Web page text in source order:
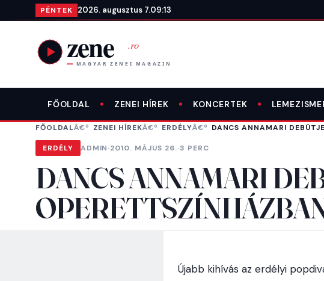
Ugrás a tartalomra
PÉNTEK 2026. augusztus 7.09:13
FŐOLDAL ZENEI HÍREK KONCERTEK
FŐOLDAL ZENEI HÍREK ERDÉLY DANCS ANNAMARI
ERDÉLY ADMIN·2010. MÁJUS 26.·3 PERC
DANCS ANNAMARI
Újabb kihívás az erdélyi